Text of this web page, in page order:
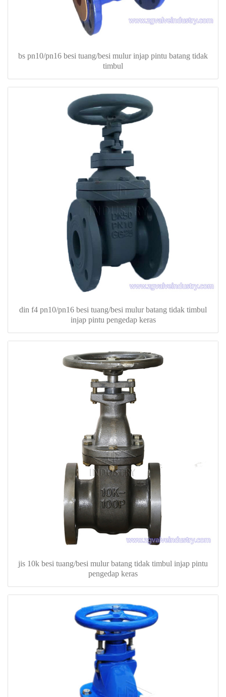
bs pn10/pn16 besi tuang/besi mulur injap pintu batang tidak
timbul
din f4 pn10/pn16 besi tuang/besi mulur batang tidak timbul
injap pintu pengedap keras
jis 10k besi tuang/besi mulur batang tidak timbul injap pintu
pengedap keras